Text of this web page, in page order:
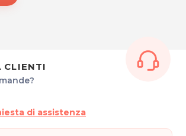
CLIENTI
di assistenza